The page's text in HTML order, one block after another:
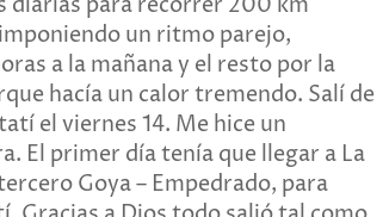
un ritmo parejo,
a la mañana y el resto por la
hacía un calor tremendo. Salí de
el viernes 14. Me hice un
El primer día tenía que llegar a La
Goya – Empedrado, para